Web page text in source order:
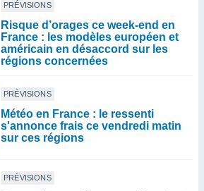
PRÉVISIONS
Risque d’orages ce week-end en
France : les modèles européen et
américain en désaccord sur les
régions concernées
PRÉVISIONS
Météo en France : le ressenti
s'annonce frais ce vendredi matin
sur ces régions
PRÉVISIONS